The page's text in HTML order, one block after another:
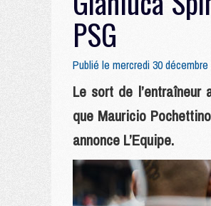
PSG
Publié le mercredi 30 décembre
Le sort de l’entraîneur
que Mauricio
annonce L’Equipe.